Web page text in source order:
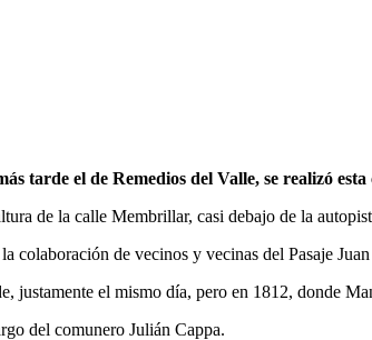
tarde el de Remedios del Valle, se realizó
de la calle Membrillar, casi debajo de la
colaboración de vecinos y vecinas del Pasaje
el mismo día, pero en 1812, donde
del comunero Julián Cappa.